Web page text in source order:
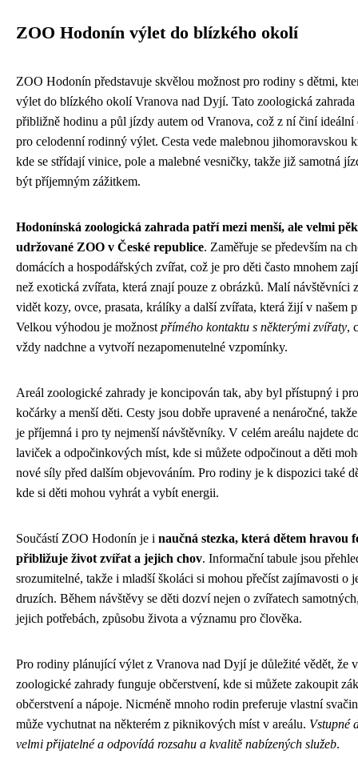
ZOO Hodonín výlet do blízkého okolí
ZOO Hodonín představuje skvělou možnost pro rodiny s dětmi,
výlet do blízkého okolí Vranova nad Dyjí. Tato zoologická zahrada
přibližně hodinu a půl jízdy autem od Vranova, což z ní činí ideální
pro celodenní rodinný výlet. Cesta vede malebnou jihomoravskou
kde se střídají vinice, pole a malebné vesničky, takže již samotná
být příjemným zážitkem.
Hodonínská zoologická zahrada patří mezi menší, ale velmi
udržované ZOO v České republice. Zaměřuje se především na
domácích a hospodářských zvířat, což je pro děti často mnohem
než exotická zvířata, která znají pouze z obrázků. Malí návštěvníci
vidět kozy, ovce, prasata, králíky a další zvířata, která žijí v našem
Velkou výhodou je možnost přímého kontaktu s některými zvířaty,
vždy nadchne a vytvoří nezapomenutelné vzpomínky.
Areál zoologické zahrady je koncipován tak, aby byl přístupný i
kočárky a menší děti. Cesty jsou dobře upravené a nenáročné,
je příjemná i pro ty nejmenší návštěvníky. V celém areálu najdete
laviček a odpočinkových míst, kde si můžete odpočinout a děti
nové síly před dalším objevováním. Pro rodiny je k dispozici také
kde si děti mohou vyhrát a vybít energii.
Součástí ZOO Hodonín je i naučná stezka, která dětem hravou
přibližuje život zvířat a jejich chov. Informační tabule jsou
srozumitelné, takže i mladší školáci si mohou přečíst zajímavosti o
druzích. Během návštěvy se děti dozví nejen o zvířatech
jejich potřebách, způsobu života a významu pro člověka.
Pro rodiny plánující výlet z Vranova nad Dyjí je důležité vědět, že
zoologické zahrady funguje občerstvení, kde si můžete zakoupit
občerstvení a nápoje. Nicméně mnoho rodin preferuje vlastní
může vychutnat na některém z piknikových míst v areálu. Vstupné
velmi přijatelné a odpovídá rozsahu a kvalitě nabízených služeb.